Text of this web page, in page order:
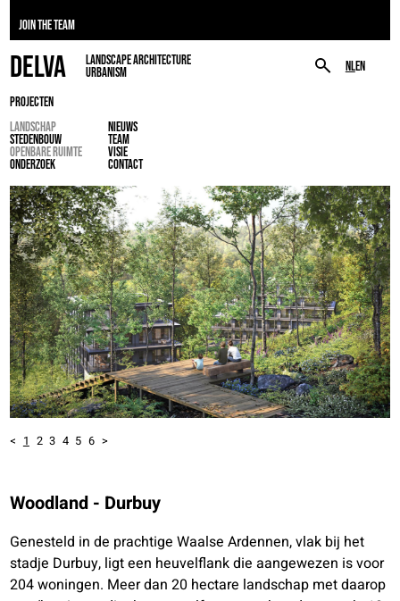
JOIN THE TEAM
NLEN
DELVA
LANDSCAPE ARCHITECTURE
URBANISM
PROJECTEN
LANDSCHAP
STEDENBOUW
OPENBARE RUIMTE
ONDERZOEK
NIEUWS
TEAM
VISIE
CONTACT
< 1 2 3 4 5 6 >
Woodland - Durbuy
Genesteld in de prachtige Waalse Ardennen, vlak bij het
stadje Durbuy, ligt een heuvelflank die aangewezen is voor
204 woningen. Meer dan 20 hectare landschap met daarop